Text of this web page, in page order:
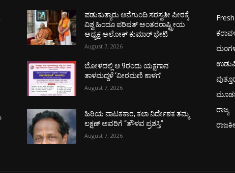
ಪಡುಕುತ್ಯಾರು ಆನೆಗುಂದಿ ಸರಸ್ವತೀ ಪೀಠಕ್ಕೆ
ವಿಶ್ವ ಹಿಂದೂ ಪರಿಷತ್ ಅಂತರರಾಷ್ಟ್ರೀಯ
ಅಧ್ಯಕ್ಷ ಅಲೋಕ್ ಕುಮಾರ್ ಭೇಟಿ
August 7, 2026
ಬೋಳದಲ್ಲಿ ಆ.9ರಂದು ಯಕ್ಷಗಾನ
ತಾಳಮದ್ದಳೆ ‘ವೀರಮಣಿ ಕಾಳಗ’
August 7, 2026
ಹಿರಿಯ ನಾಟಕಕಾರ, ಕಲಾ ನಿರ್ದೇಶಕ ತಮ್ಮ
ಲಕ್ಷಣ್ ಅವರಿಗೆ “ತೌಳವ ಪ್ರಶಸ್ತಿ”
August 7, 2026
ರಾಜ್ಯ